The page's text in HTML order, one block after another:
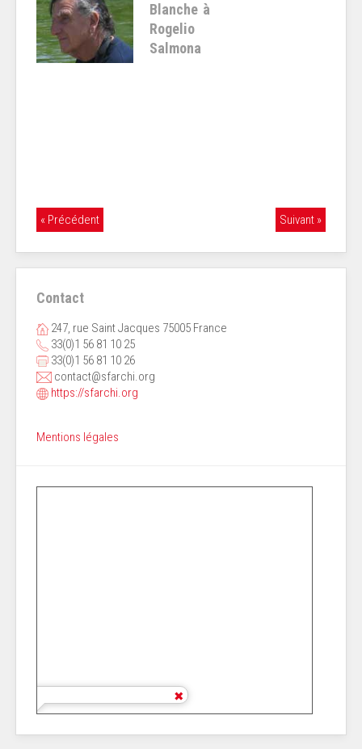
Blanche à
Rogelio
Salmona
« Précédent Suivant »
Contact
247, rue Saint Jacques 75005 France
33(0)1 56 81 10 25
33(0)1 56 81 10 26
contact@sfarchi.org
https://sfarchi.org
Mentions légales